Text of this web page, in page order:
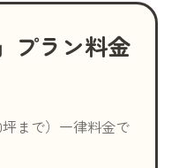
プラン料金
まで）一律料金で